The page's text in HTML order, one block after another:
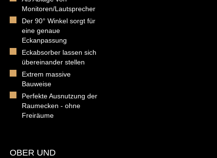
Monitoren/Lautsprecher
Der 90° Winkel sorgt für
eine genaue
Eckanpassung
Eckabsorber lassen sich
übereinander stellen
Extrem massive
Bauweise
Perfekte Ausnutzung der
Raumecken - ohne
Freiräume
OBER UND